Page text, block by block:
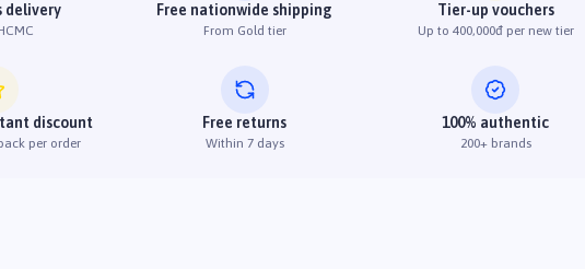
delivery Free nationwide shipping
From Gold tier
Tier-up vouchers
Up to 400,000đ per new tier
discount
per order
Free returns
Within 7 days
100% authentic
200+ brands